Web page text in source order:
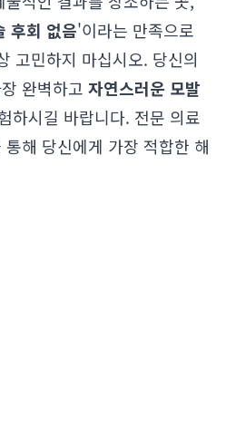
후회 없음'이라는 만족으로
고민하지 마십시오. 당신의
완벽하고 자연스러운 모발
하시길 바랍니다. 전문 의료
해 당신에게 가장 적합한 해